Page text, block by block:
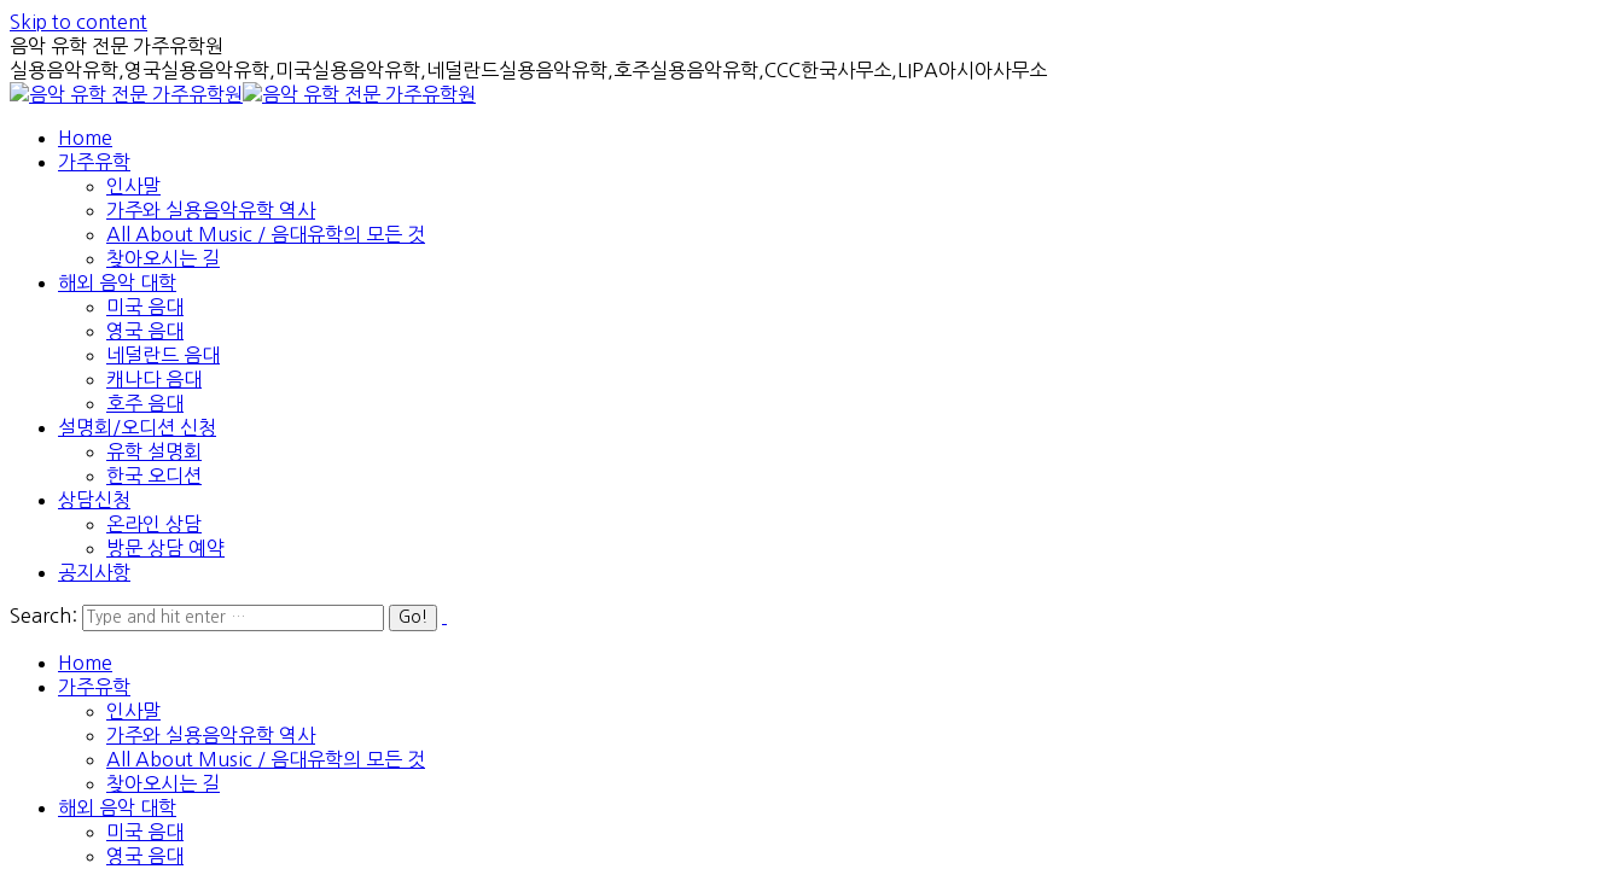
Skip to content
음악 유학 전문 가주유학원
실용음악유학,영국실용음악유학,미국실용음악유학,네덜란드실용음악유학,호주실용음악유학,CCC한국사무소,LIPA아시아사무소
Home
가주유학
인사말
가주와 실용음악유학 역사
All About Music / 음대유학의 모든 것
찾아오시는 길
해외 음악 대학
미국 음대
영국 음대
네덜란드 음대
캐나다 음대
호주 음대
설명회/오디션 신청
유학 설명회
한국 오디션
상담신청
온라인 상담
방문 상담 예약
공지사항
Search:
Home
가주유학
인사말
가주와 실용음악유학 역사
All About Music / 음대유학의 모든 것
찾아오시는 길
해외 음악 대학
미국 음대
영국 음대